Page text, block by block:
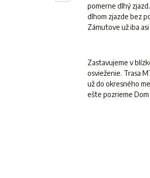
pomerne dlhý
dlhom zjazde bez
Zámutove už iba
Zastavujeme v
osvieženie. Trasa
už do okresného
ešte pozrieme